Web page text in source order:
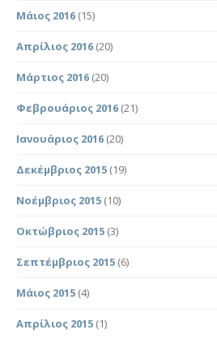
Μάιος 2016 (15)
Απρίλιος 2016 (20)
Μάρτιος 2016 (20)
Φεβρουάριος 2016 (21)
Ιανουάριος 2016 (20)
Δεκέμβριος 2015 (19)
Νοέμβριος 2015 (10)
Οκτώβριος 2015 (3)
Σεπτέμβριος 2015 (6)
Μάιος 2015 (4)
Απρίλιος 2015 (1)